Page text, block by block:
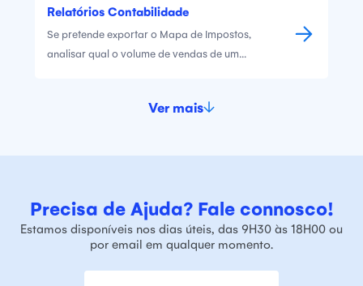
Relatórios Contabilidade
Se pretende exportar o Mapa de Impostos,
analisar qual o volume de vendas de um
estes são os relatórios a consultar.
Ver mais
Precisa de Ajuda? Fale connosco!
Estamos disponíveis nos dias úteis, das 9H30 às 18H00 ou
por email em qualquer momento.